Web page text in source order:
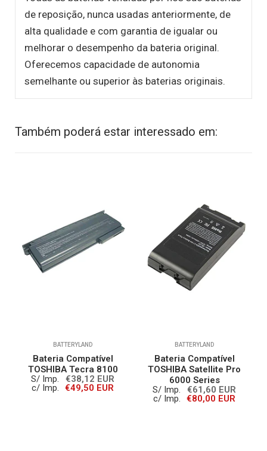
de reposição, nunca usadas anteriormente, de
alta qualidade e com garantia de igualar ou
melhorar o desempenho da bateria original.
Oferecemos capacidade de autonomia
semelhante ou superior às baterias originais.
Também poderá estar interessado em:
BATTERYLAND
Bateria Compatível
TOSHIBA Tecra 8100
S/ Imp.
€38,12 EUR
c/ Imp.
€49,50 EUR
BATTERYLAND
Bateria Compatível
TOSHIBA Satellite Pro
6000 Series
S/ Imp.
€61,60 EUR
c/ Imp.
€80,00 EUR